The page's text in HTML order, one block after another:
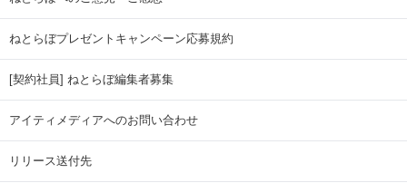
ねとらぼプレゼントキャンペーン応募規約
[契約社員] ねとらぼ編集者募集
アイティメディアへのお問い合わせ
リリース送付先